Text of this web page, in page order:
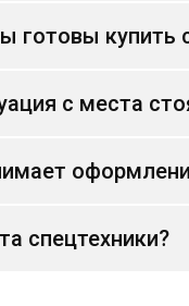
готовы купить
с места
спецтехники?